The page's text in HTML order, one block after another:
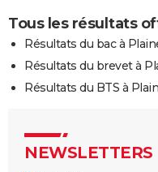
Tous les résultats
Résultats du bac à
Résultats du brevet à
Résultats du BTS à
NEWSLETTERS